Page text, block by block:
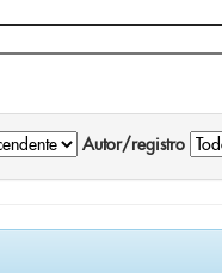
Autor/registro